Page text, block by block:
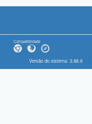
Compatibilidade
Versão do sistema: 3.88.9